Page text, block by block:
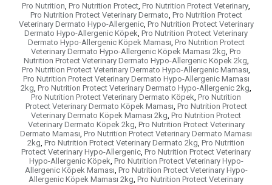
Pro Nutrition Pro Nutrition Protect Pro Nutrition Protect Veterinary
Pro Nutrition Protect Veterinary Dermato Pro Nutrition Protect
Veterinary Dermato Hypo-Allergenic, Pro Nutrition Protect Veterinary
Dermato Hypo-Allergenic Köpek Pro Nutrition Protect Veterinary
Dermato Hypo-Allergenic Köpek Maması Pro Nutrition Protect
Veterinary Dermato Hypo-Allergenic Köpek Maması 2kg Pro
Nutrition Protect Veterinary Dermato Hypo-Allergenic Köpek 2kg
Pro Nutrition Protect Veterinary Dermato Hypo-Allergenic Maması
Pro Nutrition Protect Veterinary Dermato Hypo-Allergenic Maması
2kg Pro Nutrition Protect Veterinary Dermato Hypo-Allergenic 2kg
Pro Nutrition Protect Veterinary Dermato Köpek Pro Nutrition
Protect Veterinary Dermato Köpek Maması Pro Nutrition Protect
Veterinary Dermato Köpek Maması 2kg Pro Nutrition Protect
Veterinary Dermato Köpek 2kg Pro Nutrition Protect Veterinary
Dermato Maması Pro Nutrition Protect Veterinary Dermato Maması
2kg Pro Nutrition Protect Veterinary Dermato 2kg Pro Nutrition
Protect Veterinary Hypo-Allergenic Pro Nutrition Protect Veterinary
Hypo-Allergenic Köpek Pro Nutrition Protect Veterinary Hypo-
Allergenic Köpek Maması Pro Nutrition Protect Veterinary Hypo-
Allergenic Köpek Maması 2kg Pro Nutrition Protect Veterinary